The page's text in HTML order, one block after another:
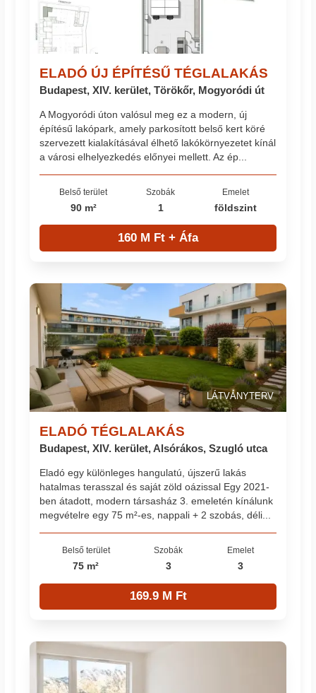
ELADÓ ÚJ ÉPÍTÉSŰ TÉGLALAKÁS
Budapest, XIV. kerület, Törökőr, Mogyoródi út
A Mogyoródi úton valósul meg ez a modern, új
építésű lakópark, amely parkosított belső kert köré
szervezett kialakításával élhető lakókörnyezetet kínál
a városi elhelyezkedés előnyei mellett. Az ép...
Belső terület
90 m²
Szobák
1
Emelet
földszint
160 M Ft + Áfa
LÁTVÁNYTERV
ELADÓ TÉGLALAKÁS
Budapest, XIV. kerület, Alsórákos, Szugló utca
Eladó egy különleges hangulatú, újszerű lakás
hatalmas terasszal és saját zöld oázissal Egy 2021-
ben átadott, modern társasház 3. emeletén kínálunk
megvételre egy 75 m²-es, nappali + 2 szobás, déli...
Belső terület
75 m²
Szobák
3
Emelet
3
169.9 M Ft